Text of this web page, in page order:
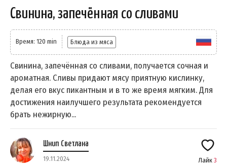
Свинина, запечённая со сливами
Время: 120 min Блюда из мяса
Свинина, запечённая со сливами, получается сочная и
ароматная. Сливы придают мясу приятную кислинку,
делая его вкус пикантным и в то же время мягким. Для
достижения наилучшего результата рекомендуется
брать нежирную...
Шнип Светлана
19.11.2024 Лайк 3